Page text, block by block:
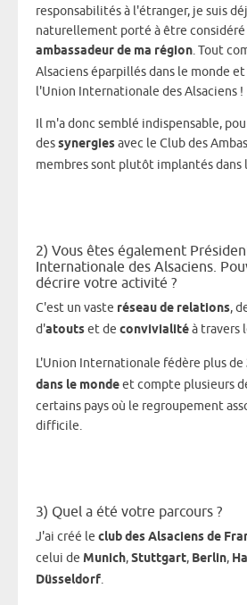
responsabilités à l'étranger, je suis
naturellement porté à être considéré
ambassadeur de ma région . Tout
Alsaciens éparpillés dans le monde
l'Union Internationale des Alsaciens !
Il m'a donc semblé indispensable,
dessynergiesavec le Club des
membres sont plutôt implantés dans
2) Vous êtes également
Internationale des Alsaciens.
décrire votre activité ?
C'est un vaste réseau de relations,
d'atoutset de convivialitéà travers
L'Union Internationale fédère plus de
dans le mondeet compte plusieurs
certains pays où le regroupement
difficile.
3) Quel a été votre parcours ?
J'ai créé le club des Alsaciens de
celui de Munich,Stuttgart, Berlin,
Düsseldorf